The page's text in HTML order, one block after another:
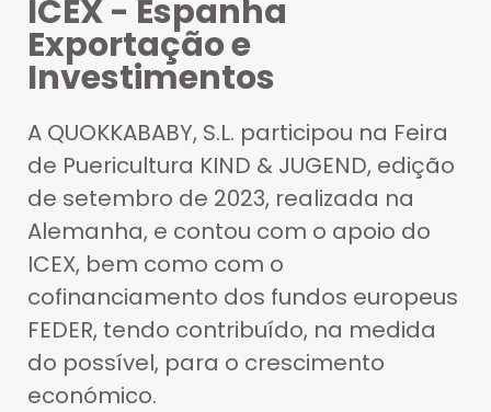
ICEX - Espanha
Exportação e
Investimentos
A QUOKKABABY, S.L. participou na Feira
de Puericultura KIND & JUGEND, edição
de setembro de 2023, realizada na
Alemanha, e contou com o apoio do
ICEX, bem como com o
cofinanciamento dos fundos europeus
FEDER, tendo contribuído, na medida
do possível, para o crescimento
económico.